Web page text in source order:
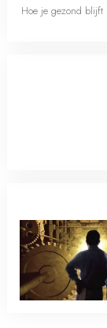
Hoe je gezond blijft